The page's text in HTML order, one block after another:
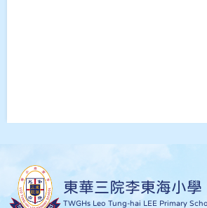
東華三院李東海小學
TWGHs Leo Tung-hai LEE Primary